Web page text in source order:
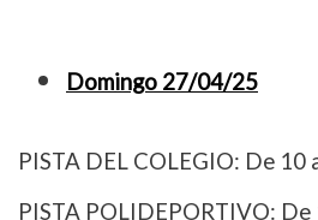
Domingo 27/04/25
PISTA DEL COLEGIO: De 10
PISTA POLIDEPORTIVO: De